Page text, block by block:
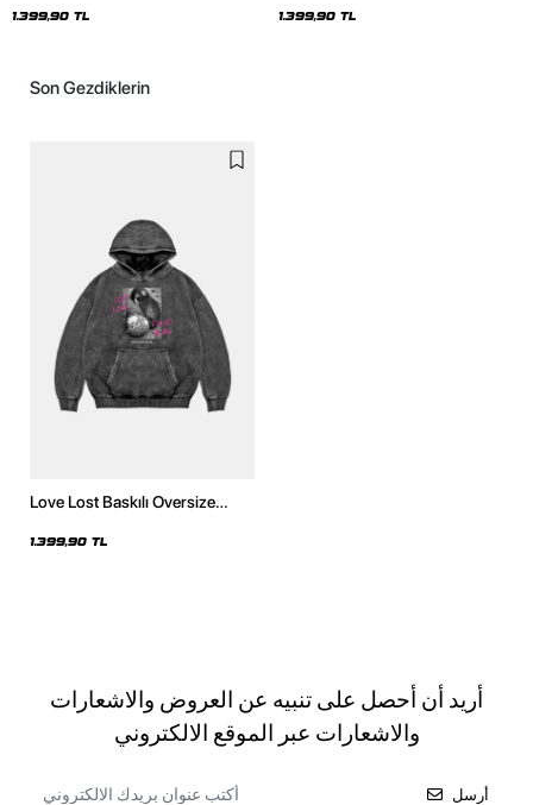
1.399,90 TL 1.399,90 TL
Son Gezdiklerin
Love Lost Baskılı Oversize
1.399,90 TL
أريد أن أحصل على تنبيه عن العروض والاشعارات
والاشعارات عبر الموقع الالكتروني
أرسل